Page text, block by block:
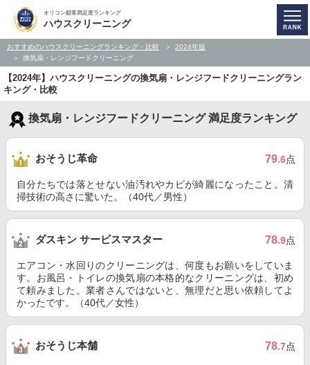
オリコン顧客満足度ランキング
ハウスクリーニング
おすすめのハウスクリーニングランキング・比較
2024年版
換気扇・レンジフードクリーニング
【2024年】ハウスクリーニングの換気扇・レンジフードクリーニングラン
キング・比較
換気扇・レンジフードクリーニング 満足度ランキング
おそうじ革命 79.6点
自分たちでは落とせない油汚れやカビが綺麗になったこと。清
掃技術の高さに驚いた。（40代／男性）
ダスキン サービスマスター 78.9点
エアコン・水回りのクリーニングは、何度もお願いをしていま
す。お風呂・トイレの換気扇の本格的なクリーニングは、初め
て頼みました。業者さんではないと、無理だと思い依頼してよ
かったです。（40代／女性）
おそうじ本舗 78.7点